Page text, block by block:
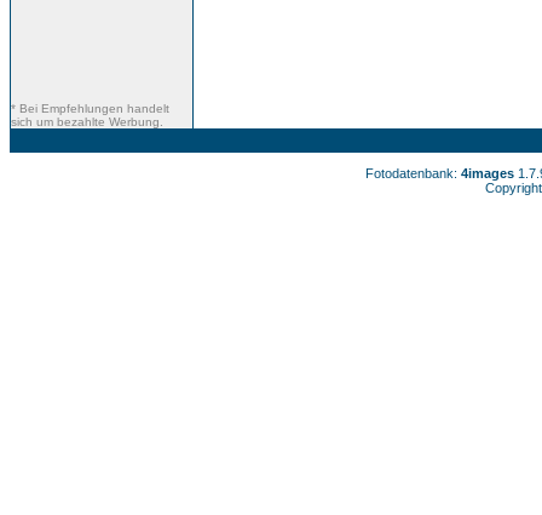
* Bei Empfehlungen handelt
sich um bezahlte Werbung.
Fotodatenbank: 4images